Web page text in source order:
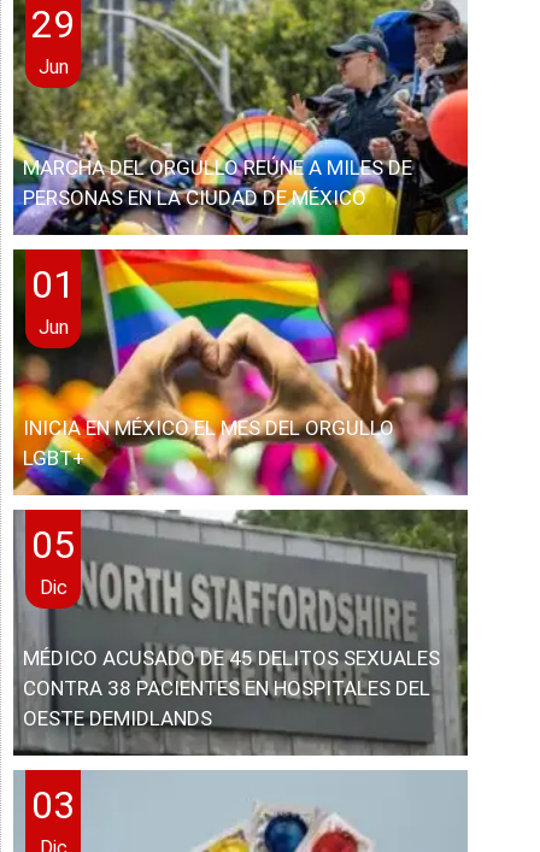
29
Jun
MARCHA DEL ORGULLO REÚNE A MILES DE
PERSONAS EN LA CIUDAD DE MÉXICO
01
Jun
INICIA EN MÉXICO EL MES DEL ORGULLO
LGBT+
05
Dic
MÉDICO ACUSADO DE 45 DELITOS SEXUALES
CONTRA 38 PACIENTES EN HOSPITALES DEL
OESTE DEMIDLANDS
03